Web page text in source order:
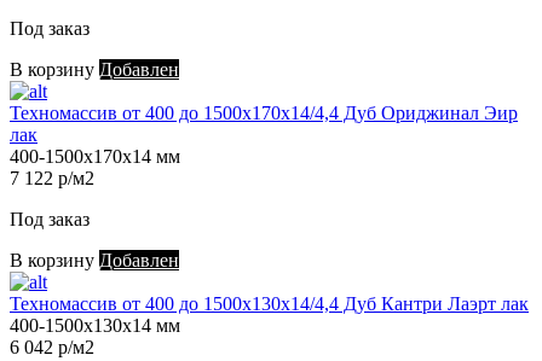
Под заказ
В корзину Добавлен
Техномассив от 400 до 1500х170х14/4,4 Дуб Ориджинал Эир
лак
400-1500х170х14 мм
7 122 р/м2
Под заказ
В корзину Добавлен
Техномассив от 400 до 1500х130х14/4,4 Дуб Кантри Лаэрт лак
400-1500х130х14 мм
6 042 р/м2